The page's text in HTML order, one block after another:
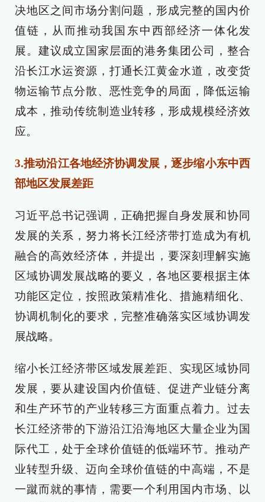
决地区之间市场分割问题，形成完整的国内价
值链，从而推动我国东中西部经济一体化发
展。建议成立国家层面的港务集团公司，整合
沿长江水运资源，打通长江黄金水道，改变货
物运输节点分散、恶性竞争的局面，降低运输
成本，推动传统制造业转移，形成规模经济效
应。
3.推动沿江各地经济协调发展，逐步缩小东中西
部地区发展差距
习近平总书记强调，正确把握自身发展和协同
发展的关系，努力将长江经济带打造成为有机
融合的高效经济体，并提出，要深刻理解实施
区域协调发展战略的要义，各地区要根据主体
功能区定位，按照政策精准化、措施精细化、
协调机制化的要求，完整准确落实区域协调发
展战略。
缩小长江经济带区域发展差距、实现区域协同
发展，要从建设国内价值链、促进产业链分离
和生产环节的产业转移三方面重点着力。过去
长江经济带的下游沿江沿海地区大量企业为国
际代工，处于全球价值链的低端环节。推动产
业转型升级、迈向全球价值链的中高端，不是
一蹴而就的事情，需要一个利用国内市场、以